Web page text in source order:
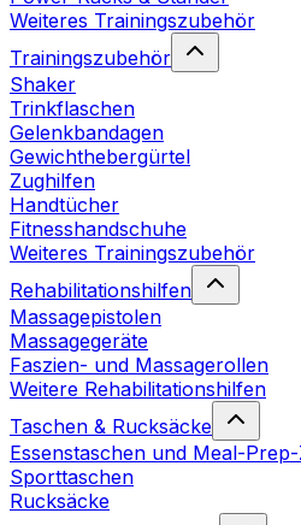
Weiteres Trainingszubehör
Trainingszubehör
Shaker
Trinkflaschen
Gelenkbandagen
Gewichthebergürtel
Zughilfen
Handtücher
Fitnesshandschuhe
Weiteres Trainingszubehör
Rehabilitationshilfen
Massagepistolen
Massagegeräte
Faszien- und Massagerollen
Weitere Rehabilitationshilfen
Taschen & Rucksäcke
Essenstaschen und Meal-
Sporttaschen
Rucksäcke